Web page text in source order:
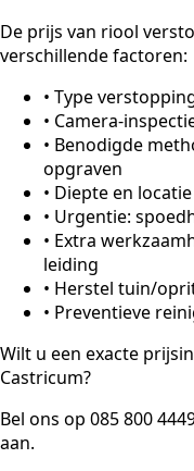
De prijs van riool
verschillende factoren:
• Type
• Camera-
• Benodigde
opgraven
• Diepte en
• Urgentie:
• Extra
leiding
• Herstel tuin/
• Preventieve
Wilt u een exacte
Castricum?
Bel ons op 085 800
aan.